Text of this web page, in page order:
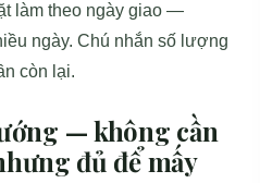
làm theo ngày giao —
ngày. Chú nhắn số lượng
còn lại.
— không cần
đủ để mấy